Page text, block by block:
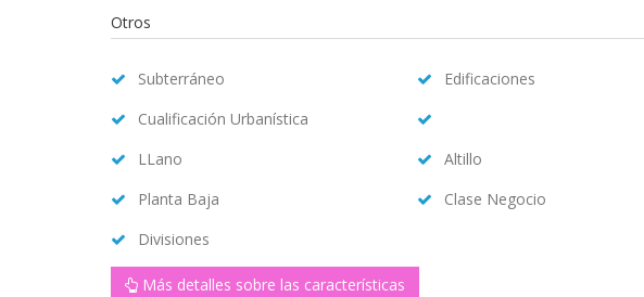
Otros
Subterráneo Edificaciones
Cualificación Urbanística
LLano
Altillo
Planta Baja
Clase Negocio
Divisiones
Más detalles sobre las características